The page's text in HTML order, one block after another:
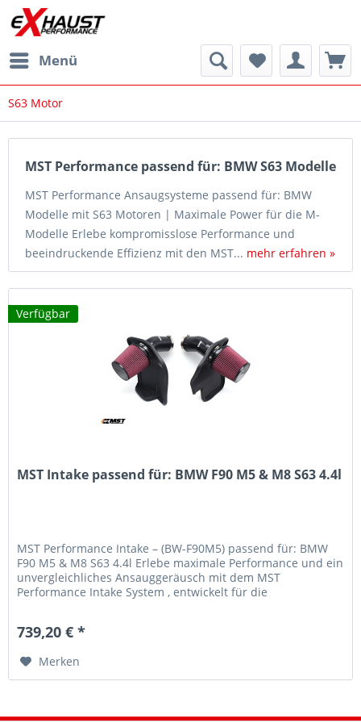
Menü
S63 Motor
MST Performance passend für: BMW S63 Modelle
MST Performance Ansaugsysteme passend für: BMW
Modelle mit S63 Motoren | Maximale Power für die M-
Modelle Erlebe kompromisslose Performance und
beeindruckende Effizienz mit den MST... mehr erfahren »
Verfügbar
MST Intake passend für: BMW F90 M5 & M8 S63 4.4l
MST Performance Intake – (BW-F90M5) passend für: BMW
F90 M5 & M8 S63 4.4l Erlebe maximale Performance und ein
unvergleichliches Ansauggeräusch mit dem MST
Performance Intake System , entwickelt für die
739,20 € *
Merken